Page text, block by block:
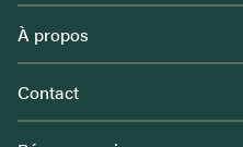
À propos
Contact